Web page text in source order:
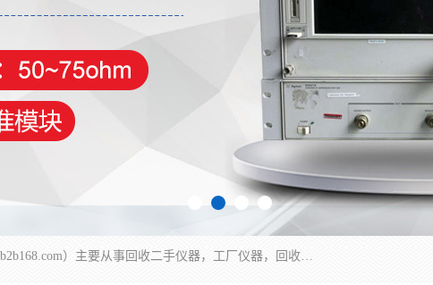
深圳中瑞仪科电子有限公司（zhongr1027.cn.b2b168.com）主要从事回收二手仪器，工厂仪器，回收示波器，KeysightE4980A，FLUKE754，MT8852B，IFR3920，Agilent N4010A，MT8852B等业务，全国统一热线：13570873835。深圳中瑞仪科电子有限公司整批或单出，专业评估高价回收工厂闲置仪器。